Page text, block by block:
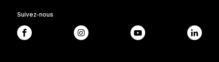
Suivez-nous